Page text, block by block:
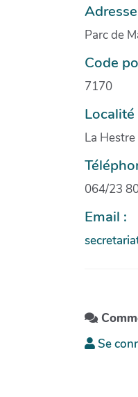
Parc de
Code
7170
Localité
La Hestre
064/23
Email :
Se